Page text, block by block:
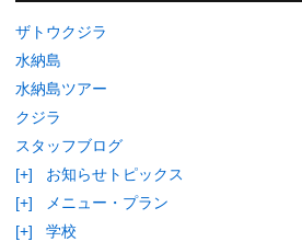
ザトウクジラ
水納島
水納島ツアー
クジラ
スタッフブログ
[+]
お知らせトピックス
[+]
メニュー・プラン
[+]
学校